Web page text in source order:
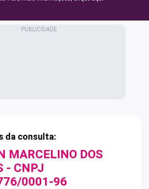
da consulta:
MARCELINO DOS
- CNPJ
0001-96